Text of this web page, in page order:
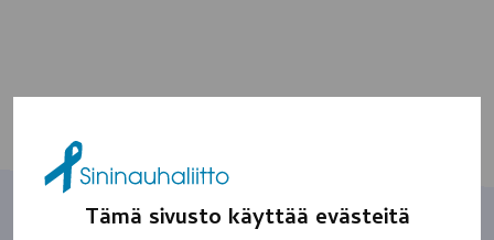
Tämä sivusto käyttää evästeitä